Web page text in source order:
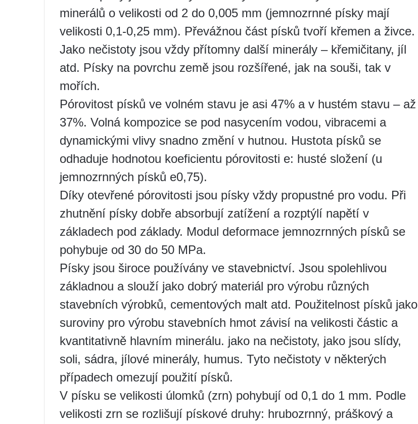
minerálů o velikosti od 2 do 0,005 mm (jemnozrnné písky mají
velikosti 0,1-0,25 mm). Převážnou část písků tvoří křemen a živce.
Jako nečistoty jsou vždy přítomny další minerály – křemičitany, jíl
atd. Písky na povrchu země jsou rozšířené, jak na souši, tak v
mořích.
Pórovitost písků ve volném stavu je asi 47% a v hustém stavu – až
37%. Volná kompozice se pod nasycením vodou, vibracemi a
dynamickými vlivy snadno změní v hutnou. Hustota písků se
odhaduje hodnotou koeficientu pórovitosti e: husté složení (u
jemnozrnných písků e0,75).
Díky otevřené pórovitosti jsou písky vždy propustné pro vodu. Při
zhutnění písky dobře absorbují zatížení a rozptýlí napětí v
základech pod základy. Modul deformace jemnozrnných písků se
pohybuje od 30 do 50 MPa.
Písky jsou široce používány ve stavebnictví. Jsou spolehlivou
základnou a slouží jako dobrý materiál pro výrobu různých
stavebních výrobků, cementových malt atd. Použitelnost písků jako
suroviny pro výrobu stavebních hmot závisí na velikosti částic a
kvantitativně hlavním minerálu. jako na nečistoty, jako jsou slídy,
soli, sádra, jílové minerály, humus. Tyto nečistoty v některých
případech omezují použití písků.
V písku se velikosti úlomků (zrn) pohybují od 0,1 do 1 mm. Podle
velikosti zrn se rozlišují pískové druhy: hrubozrnný, práškový a